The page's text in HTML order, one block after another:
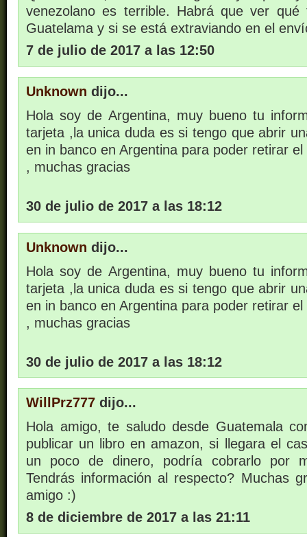
venezolano es terrible. Habrá que ver
Guatelama y si se está extraviando en el
7 de julio de 2017 a las 12:50
Unknown dijo...
Hola soy de Argentina, muy bueno tu
tarjeta ,la unica duda es si tengo que abrir
en in banco en Argentina para poder retirar el
, muchas gracias
30 de julio de 2017 a las 18:12
Unknown dijo...
Hola soy de Argentina, muy bueno tu
tarjeta ,la unica duda es si tengo que abrir
en in banco en Argentina para poder retirar el
, muchas gracias
30 de julio de 2017 a las 18:12
WillPrz777 dijo...
Hola amigo, te saludo desde Guatemala
publicar un libro en amazon, si llegara el
un poco de dinero, podría cobrarlo por
Tendrás información al respecto? Muchas
amigo :)
8 de diciembre de 2017 a las 21:11